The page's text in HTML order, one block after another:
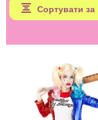
Сортувати за